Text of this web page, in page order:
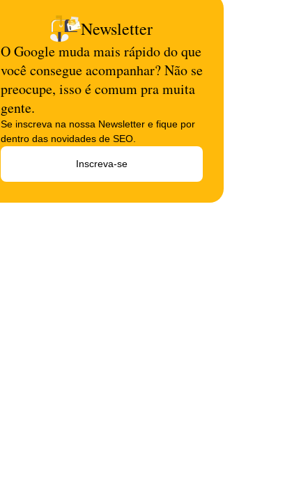
Newsletter
O Google muda mais rápido do que
você consegue acompanhar? Não se
preocupe, isso é comum pra muita
gente.
Se inscreva na nossa Newsletter e fique por
dentro das novidades de SEO.
Inscreva-se